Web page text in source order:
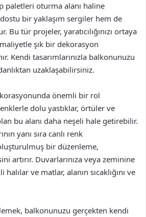
paletleri oturma alanı haline
bir yaklaşım sergiler hem de
tür projeler, yaratıcılığınızı ortaya
şık bir dekorasyon
Kendi tasarımlarınızla balkonunuzu
uzaklaşabilirsiniz.
önemli bir rol
dolu yastıklar, örtüler ve
bu alanı daha neşeli hale getirebilir.
yanı sıra canlı renk
bir düzenleme,
artırır. Duvarlarınıza veya zeminine
ve matlar, alanın sıcaklığını ve
balkonunuzu gerçekten kendi